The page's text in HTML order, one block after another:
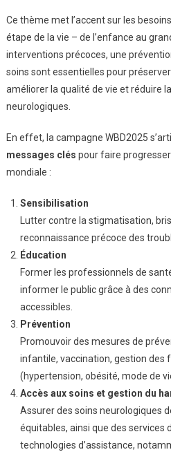
Ce thème met l’accent sur les
étape de la vie – de l’enfance au
interventions précoces, une
soins sont essentielles pour
améliorer la qualité de vie et réduire
neurologiques.
En effet, la campagne WBD2025
messages clés pour faire
mondiale :
Sensibilisation
Lutter contre la stigmatisation,
reconnaissance précoce des
Éducation
Former les professionnels de
informer le public grâce à des
accessibles.
Prévention
Promouvoir des mesures de
infantile, vaccination, gestion des
(hypertension, obésité, mode de
Accès aux soins et gestion du
Assurer des soins neurologiques
équitables, ainsi que des services
technologies d’assistance,